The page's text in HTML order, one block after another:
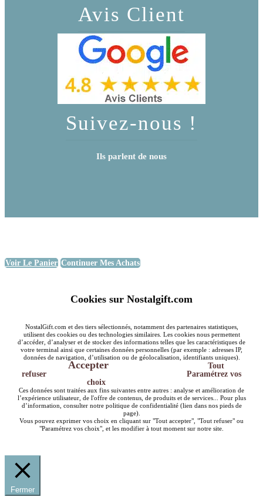
Avis Client
Suivez-nous !
Ils parlent de nous
Voir Le Panier Continuer Mes Achats
Cookies sur Nostalgift.com
NostalGift.com et des tiers sélectionnés, notamment des partenaires statistiques,
utilisent des cookies ou des technologies similaires. Les cookies nous permettent
d’accéder, d’analyser et de stocker des informations telles que les caractéristiques de
votre terminal ainsi que certaines données personnelles (par exemple : adresses IP,
données de navigation, d’utilisation ou de géolocalisation, identifiants uniques).
Accepter
Tout
refuser
Paramétrez vos
choix
Ces données sont traitées aux fins suivantes entre autres : analyse et amélioration de
l’expérience utilisateur, de l'offre de contenus, de produits et de services... Pour plus
d’information, consulter notre politique de confidentialité (lien dans nos pieds de
page).
Vous pouvez exprimer vos choix en cliquant sur "Tout accepter", "Tout refuser" ou
"Paramétrez vos choix", et les modifier à tout moment sur notre site.
Fermer